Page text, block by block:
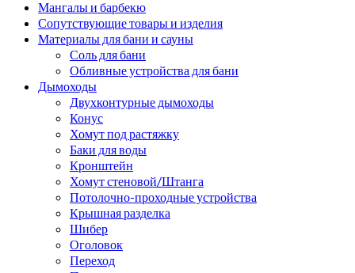
Мангалы и барбекю
Сопутствующие товары и изделия
Материалы для бани и сауны
Соль для бани
Обливные устройства для бани
Дымоходы
Двухконтурные дымоходы
Конус
Хомут под растяжку
Баки для воды
Кронштейн
Хомут стеновой/Штанга
Потолочно-проходные устройства
Крышная разделка
Шибер
Оголовок
Переход